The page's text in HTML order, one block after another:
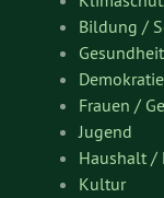
Bildung /
Frauen /
Jugend
Haushalt /
Kultur